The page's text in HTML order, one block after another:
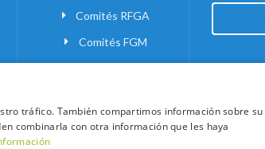
Comités RFGA
Comités FGM
tráfico. También compartimos información sobre su
combinarla con otra información que les haya